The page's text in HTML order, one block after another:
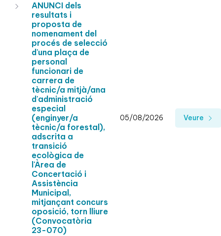
ANUNCI dels
resultats i
proposta de
nomenament del
procés de selecció
d'una plaça de
personal
funcionari de
carrera de
tècnic/a mitjà/ana
d'administració
especial
(enginyer/a
tècnic/a forestal),
adscrita a
transició
ecològica de
l'Àrea de
Concertació i
Assistència
Municipal,
mitjançant concurs
oposició, torn lliure
(Convocatòria
23-070)
05/08/2026 Veure